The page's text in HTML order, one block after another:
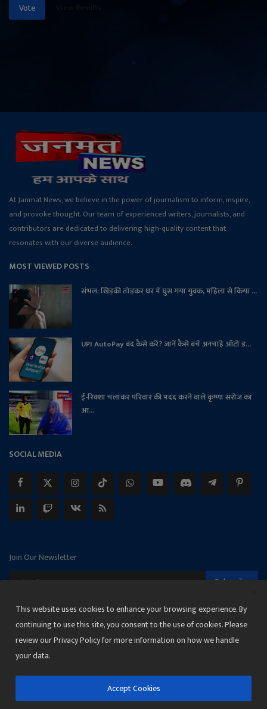
Vote
At Janmat News, we believe in the power of journalism to inform, inspire,
and provoke thought. Our team of experienced writers, journalists, and
contributors are dedicated to delivering high-quality content that
resonates with our diverse audience.
MOST VIEWED POSTS
संभल: खिड़की तोड़कर घर में घुस गया युवक, महिला से किया ...
UPI AutoPay बंद कैसे करें? जानें कैसे बचें अनचाहे ऑटो ड...
ई-रिक्शा चलाकर परिवार की मदद करने वाले कृष्णा सरोज का
आ...
SOCIAL MEDIA
Join Our Newsletter
Subscribe
Terms & Conditions
Privacy
This website uses cookies to enhance your browsing experience. By
continuing to use this site, you consent to the use of cookies. Please
review our Privacy Policy for more information on how we handle
your data.
Accept Cookies